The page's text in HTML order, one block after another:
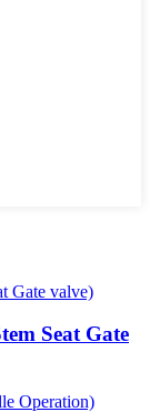
Seat Gate